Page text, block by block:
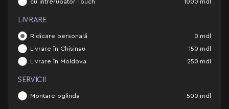
cu intrerupator Touch 1000 mdl
LIVRARE
Ridicare personală 0 mdl
Livrare în Chisinau 150 mdl
Livrare în Moldova 250 mdl
SERVICII
Montare oglinda 500 mdl